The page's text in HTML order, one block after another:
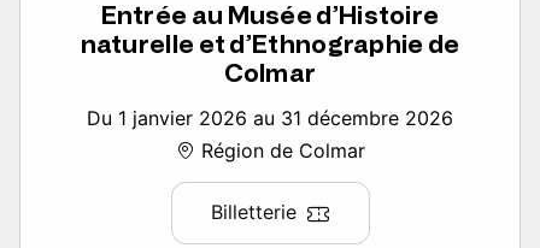
Entrée au Musée d’Histoire
naturelle et d’Ethnographie de
Colmar
Du 1 janvier 2026 au 31 décembre 2026
Région de Colmar
Billetterie